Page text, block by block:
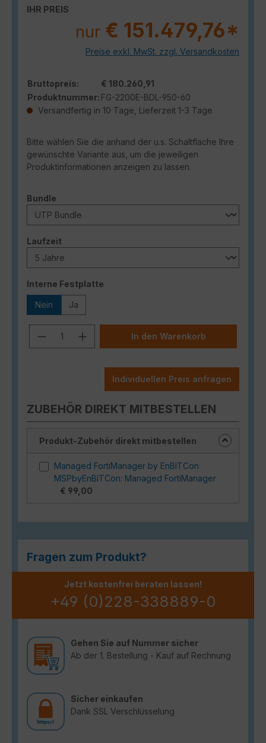
IHR PREIS
nur € 151.479,76*
Preise exkl. MwSt. zzgl. Versandkosten
Bruttopreis:
€ 180.260,91
Produktnummer: FG-2200E-BDL-950-60
Versandfertig in 10 Tage, Lieferzeit 1-3 Tage
Bitte wählen Sie die anhand der u.s. Schaltfläche Ihre
gewünschte Variante aus, um die jeweiligen
Produktinformationen anzeigen zu lassen.
Bundle
Laufzeitauswählen
Interne Festplatte
Nein Ja
Produkt Anzahl: Gib den
In den Warenkorb
Individuellen Preis anfragen
ZUBEHÖR DIREKT MITBESTELLEN
Produkt-Zubehör direkt mitbestellen
Managed FortiManager by EnBITCon
MSPbyEnBITCon: Managed FortiManager
€ 99,00
Fragen zum Produkt?
Jetzt kostenfrei beraten lassen!
+49 (0)228-338889-0
Gehen Sie auf Nummer sicher
Ab der 1. Bestellung - Kauf auf Rechnung
Sicher einkaufen
Dank SSL Verschlüsselung